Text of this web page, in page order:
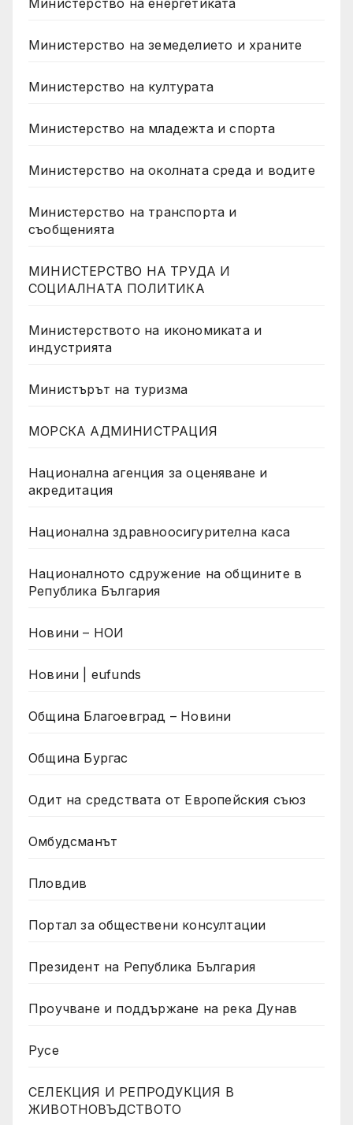
Министерство на земеделието и храните
Министерство на културата
Министерство на младежта и спорта
Министерство на околната среда и водите
Министерство на транспорта и
съобщенията
МИНИСТЕРСТВО НА ТРУДА И
СОЦИАЛНАТА ПОЛИТИКА
Министерството на икономиката и
индустрията
Министърът на туризма
МОРСКА АДМИНИСТРАЦИЯ
Национална агенция за оценяване и
акредитация
Национална здравноосигурителна каса
Националното сдружение на общините в
Република България
Новини – НОИ
Новини | eufunds
Община Благоевград – Новини
Община Бургас
Одит на средствата от Европейския съюз
Омбудсманът
Пловдив
Портал за обществени консултации
Президент на Република България
Проучване и поддържане на река Дунав
Русе
СЕЛЕКЦИЯ И РЕПРОДУКЦИЯ В
ЖИВОТНОВЪДСТВОТО